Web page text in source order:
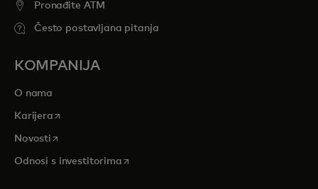
Pronađite ATM
Često postavljana pitanja
KOMPANIJA
O nama
Karijeraopens in a new tab
Novosti opens in a new tab
Odnosi s investitorimaopens in a new tab